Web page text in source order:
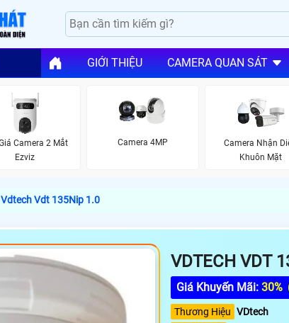
GIỚI THIỆU CAMERA QUAN SÁT
Camera 2 Mắt
Ezviz
Camera 4MP
Camera Nhận
Khuôn Mặt
Vdtech Vdt 135Nip 1.0
VDTECH VDT
Giá Khuyến Mãi: 30%
Thương Hiệu VDtech